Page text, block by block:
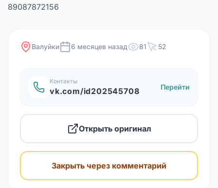
89087872156
Валуйки 6 месяцев назад 81 52
Контакты
vk.com/id202545708 Перейти
Открыть оригинал
Закрыть через комментарий